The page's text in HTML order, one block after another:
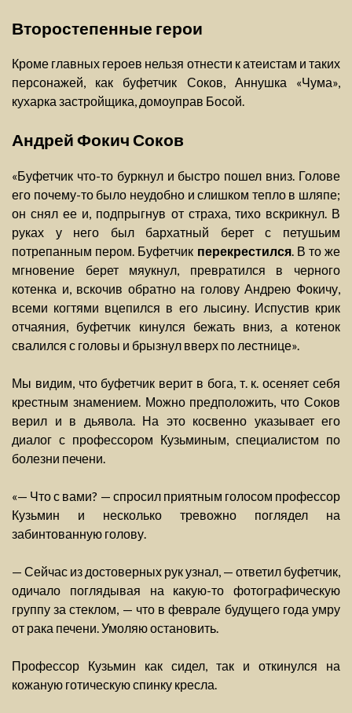
Второстепенные герои
Кроме главных героев нельзя отнести к атеистам и таких
персонажей, как буфетчик Соков, Аннушка «Чума»,
кухарка застройщика, домоуправ Босой.
Андрей Фокич Соков
«Буфетчик что-то буркнул и быстро пошел вниз. Голове
его почему-то было неудобно и слишком тепло в шляпе;
он снял ее и, подпрыгнув от страха, тихо вскрикнул. В
руках у него был бархатный берет с петушьим
потрепанным пером. Буфетчик перекрестился. В то же
мгновение берет мяукнул, превратился в черного
котенка и, вскочив обратно на голову Андрею Фокичу,
всеми когтями вцепился в его лысину. Испустив крик
отчаяния, буфетчик кинулся бежать вниз, а котенок
свалился с головы и брызнул вверх по лестнице».
Мы видим, что буфетчик верит в бога, т. к. осеняет себя
крестным знамением. Можно предположить, что Соков
верил и в дьявола. На это косвенно указывает его
диалог с профессором Кузьминым, специалистом по
болезни печени.
«— Что с вами? — спросил приятным голосом профессор
Кузьмин и несколько тревожно поглядел на
забинтованную голову.
— Сейчас из достоверных рук узнал, — ответил буфетчик,
одичало поглядывая на какую-то фотографическую
группу за стеклом, — что в феврале будущего года умру
от рака печени. Умоляю остановить.
Профессор Кузьмин как сидел, так и откинулся на
кожаную готическую спинку кресла.